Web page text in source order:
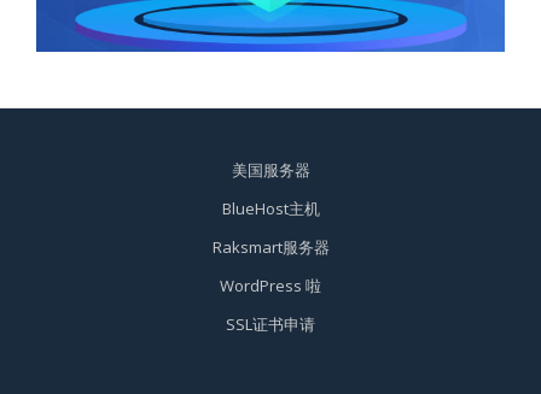
美国服务器
BlueHost主机
Raksmart服务器
WordPress 啦
SSL证书申请